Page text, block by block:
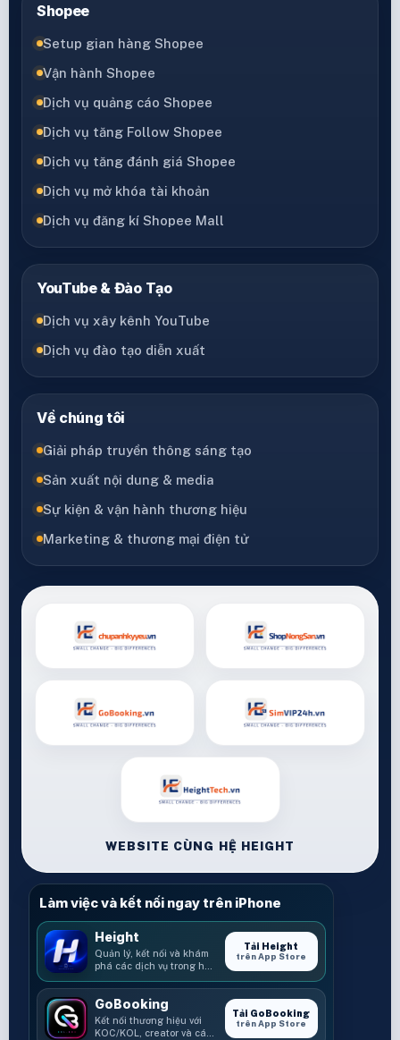
Shopee
Setup gian hàng Shopee
Vận hành Shopee
Dịch vụ quảng cáo Shopee
Dịch vụ tăng Follow Shopee
Dịch vụ tăng đánh giá Shopee
Dịch vụ mở khóa tài khoản
Dịch vụ đăng kí Shopee Mall
YouTube & Đào Tạo
Dịch vụ xây kênh YouTube
Dịch vụ đào tạo diễn xuất
Về chúng tôi
Giải pháp truyền thông sáng tạo
Sản xuất nội dung & media
Sự kiện & vận hành thương hiệu
Marketing & thương mại điện tử
WEBSITE CÙNG HỆ HEIGHT
Làm việc và kết nối ngay trên iPhone
Height
Quản lý, kết nối và khám
phá các dịch vụ trong hệ
Tải Height
trên App Store
GoBooking
Kết nối thương hiệu với
KOC/KOL, creator và các
Tải GoBooking
trên App Store